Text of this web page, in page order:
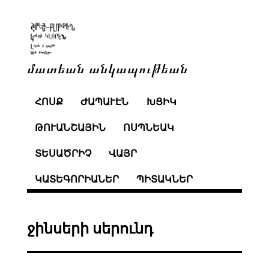
մատեան անկապութեան
ՀՈՍՔ ԺԱՊԱՒԷՆ ԽՑԻԿ
ԹՈՒԱՆՇԱՅԻՆ ՈՍՊՆԵԱԿ
ՏԵՍԱԾՐԻՉ ՎԱՅՐ
ԿԱՏԵԳՈՐԻԱՆԵՐ ՊԻՏԱԿՆԵՐ
ջինսերի սերունդ